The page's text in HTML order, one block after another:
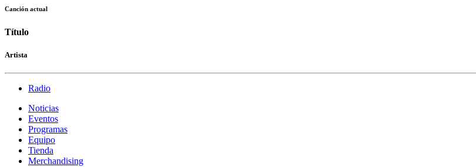
Canción actual
Título
Artista
Radio
Noticias
Eventos
Programas
Equipo
Tienda
Merchandising